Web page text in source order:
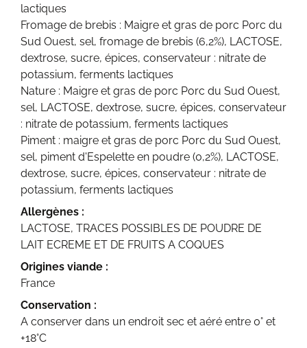
lactiques
Fromage de brebis : Maigre et gras de porc Porc du
Sud Ouest, sel, fromage de brebis (6,2%), LACTOSE,
dextrose, sucre, épices, conservateur : nitrate de
potassium, ferments lactiques
Nature : Maigre et gras de porc Porc du Sud Ouest,
sel, LACTOSE, dextrose, sucre, épices, conservateur
: nitrate de potassium, ferments lactiques
Piment : maigre et gras de porc Porc du Sud Ouest,
sel, piment d'Espelette en poudre (0,2%), LACTOSE,
dextrose, sucre, épices, conservateur : nitrate de
potassium, ferments lactiques
Allergènes :
LACTOSE, TRACES POSSIBLES DE POUDRE DE
LAIT ECREME ET DE FRUITS A COQUES
Origines viande :
France
Conservation :
A conserver dans un endroit sec et aéré entre 0° et
+18°C